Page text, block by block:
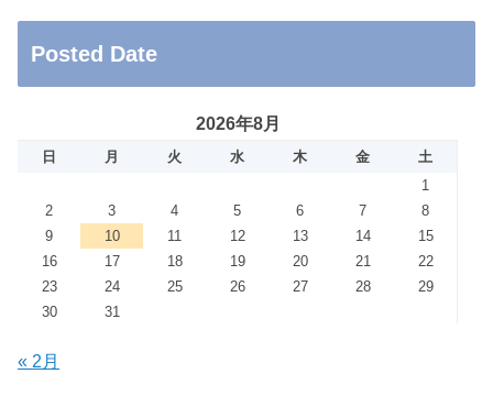
Posted Date
2026年8月
日 月 火 水 木 金
土
1
2
3 4 5 6 7
8
9
10 11 12 13 14
15
16
17 18 19 20 21
22
23
24 25 26 27 28
29
30
31
« 2月